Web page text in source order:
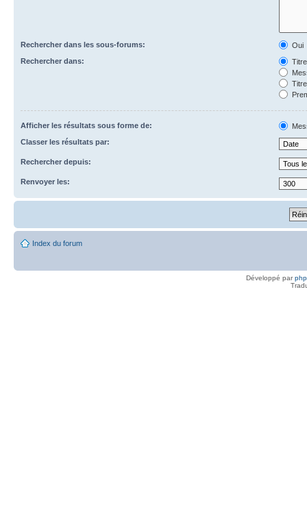
Rechercher dans les sous-forums:
Oui
Rechercher dans:
Afficher les résultats sous forme de:
Classer les résultats par:
Rechercher depuis:
Renvoyer les:
Index du forum
Développé par